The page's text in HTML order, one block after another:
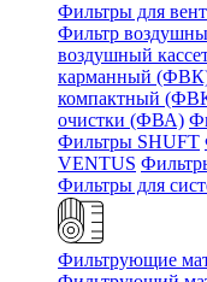
Фильтры для
Фильтр
воздушный
карманный
компактный
очистки (ФВА)
Фильтры SHUFT
VENTUS
Фильтры для
Фильтрующие